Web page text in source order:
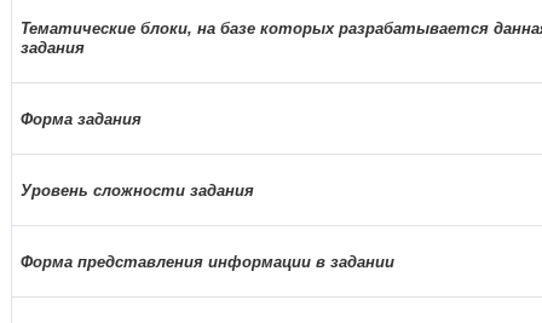
Тематические блоки, на базе которых разрабатывается
задания
Форма задания
Уровень сложности задания
Форма представления информации в задании